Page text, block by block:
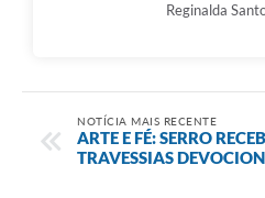
Reginalda
NOTÍCIA MAIS RECENTE
​ARTE E FÉ: SERRO
TRAVESSIAS